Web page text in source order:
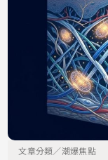
文章分類／潮爆焦點